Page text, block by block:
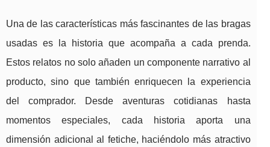
Una de las características más fascinantes de las bragas
usadas es la historia que acompaña a cada prenda.
Estos relatos no solo añaden un componente narrativo al
producto, sino que también enriquecen la experiencia
del comprador. Desde aventuras cotidianas hasta
momentos especiales, cada historia aporta una
dimensión adicional al fetiche, haciéndolo más atractivo